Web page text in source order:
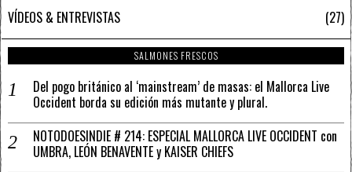
VÍDEOS & ENTREVISTAS
27
SALMONES FRESCOS
Del pogo británico al ‘mainstream’ de masas: el Mallorca Live
Occident borda su edición más mutante y plural.
NOTODOESINDIE # 214: ESPECIAL MALLORCA LIVE OCCIDENT con
UMBRA, LEÓN BENAVENTE y KAISER CHIEFS